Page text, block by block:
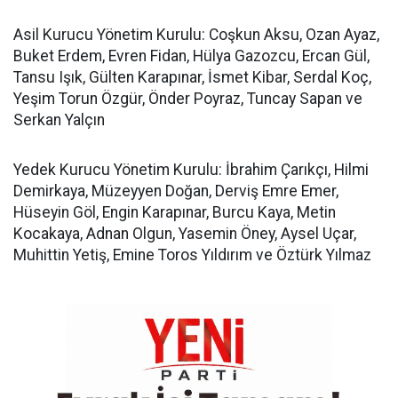
Asil Kurucu Yönetim Kurulu: Coşkun Aksu, Ozan Ayaz,
Buket Erdem, Evren Fidan, Hülya Gazozcu, Ercan Gül,
Tansu Işık, Gülten Karapınar, İsmet Kibar, Serdal Koç,
Yeşim Torun Özgür, Önder Poyraz, Tuncay Sapan ve
Serkan Yalçın
Yedek Kurucu Yönetim Kurulu: İbrahim Çarıkçı, Hilmi
Demirkaya, Müzeyyen Doğan, Derviş Emre Emer,
Hüseyin Göl, Engin Karapınar, Burcu Kaya, Metin
Kocakaya, Adnan Olgun, Yasemin Öney, Aysel Uçar,
Muhittin Yetiş, Emine Toros Yıldırım ve Öztürk Yılmaz